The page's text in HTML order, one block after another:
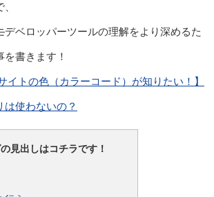
デベロッパーツールの理解をより深めるた
書きます！
イトの色（カラーコード）が知りたい！】
は使わないの？
見出しはコチラです！